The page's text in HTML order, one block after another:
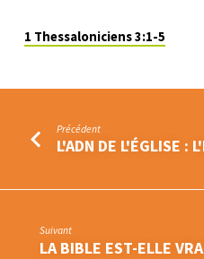
1 Thessaloniciens 3:1-5
Précédent
L'ADN DE L'ÉGLISE :
Suivant
LA BIBLE EST-ELLE